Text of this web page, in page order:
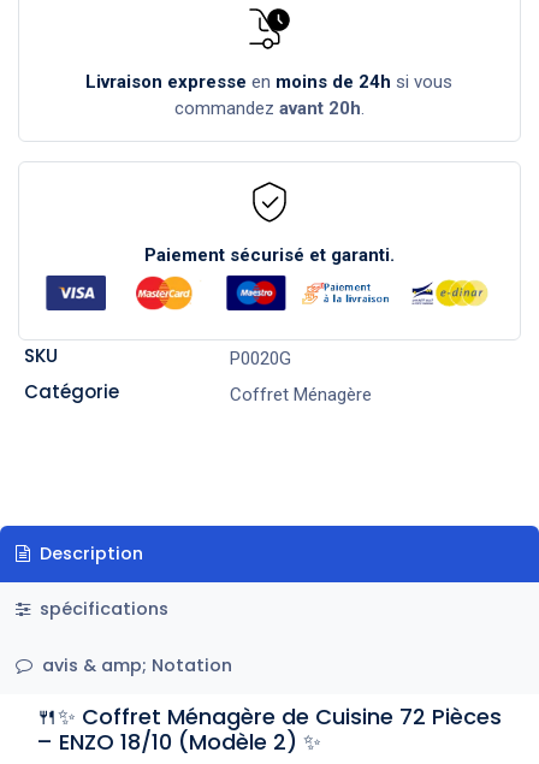
Livraison expresse en moins de 24h si vous
commandez avant 20h.
Paiement sécurisé et garanti.
SKU P0020G
Catégorie Coffret Ménagère
Description
spécifications
avis & amp; Notation
🍴✨ Coffret Ménagère de Cuisine 72 Pièces
– ENZO 18/10 (Modèle 2) ✨